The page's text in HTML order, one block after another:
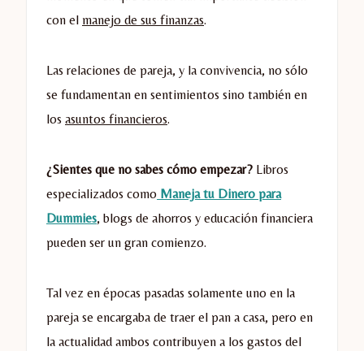
con el manejo de sus finanzas.
Las relaciones de pareja, y la convivencia, no sólo
se fundamentan en sentimientos sino también en
los asuntos financieros.
¿Sientes que no sabes cómo empezar? Libros
especializados como Maneja tu Dinero para
Dummies, blogs de ahorros y educación financiera
pueden ser un gran comienzo.
Tal vez en épocas pasadas solamente uno en la
pareja se encargaba de traer el pan a casa, pero en
la actualidad ambos contribuyen a los gastos del